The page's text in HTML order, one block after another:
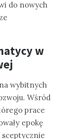
do nowych
w
wybitnych
Wśród
prace
epokę